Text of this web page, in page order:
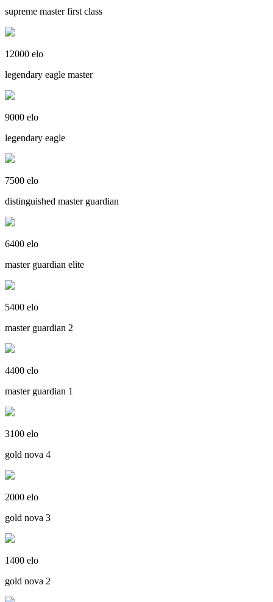
supreme master first class
12000 elo
legendary eagle master
9000 elo
legendary eagle
7500 elo
distinguished master guardian
6400 elo
master guardian elite
5400 elo
master guardian 2
4400 elo
master guardian 1
3100 elo
gold nova 4
2000 elo
gold nova 3
1400 elo
gold nova 2